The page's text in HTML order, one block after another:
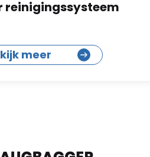
reinigingssysteem
meer